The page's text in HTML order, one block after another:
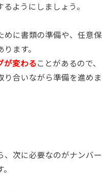
ようにしましょう。
めに書類の準備や、任意保
ます。
が変わることがあるので、
合いながら準備を進めま
、次に必要なのがナンバー